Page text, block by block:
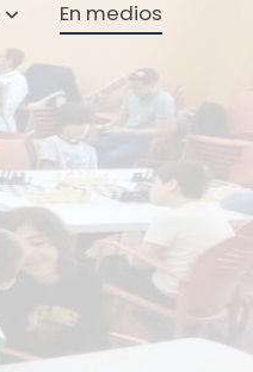
En medios